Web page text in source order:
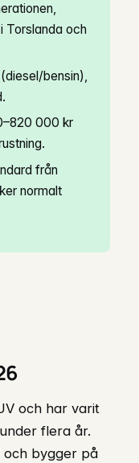
Torslanda och
bensin),
000 kr
från
normalt
och har varit
flera år.
och bygger på